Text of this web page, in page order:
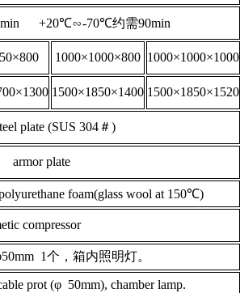
+20℃∽-70℃约需90min
1000×1000×800 1000×1000×1000
1500×1850×1400 1500×1850×1520
plate (SUS 304＃)
plate
foam(glass wool at 150℃)
compressor
1个，箱内照明灯。
prot (φ 50mm), chamber lamp.